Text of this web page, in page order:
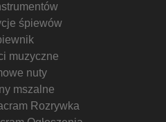
śpiewów
muzyczne
nuty
mszalne
Rozrywka